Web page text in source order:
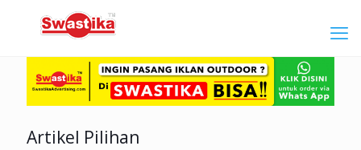
Artikel Pilihan